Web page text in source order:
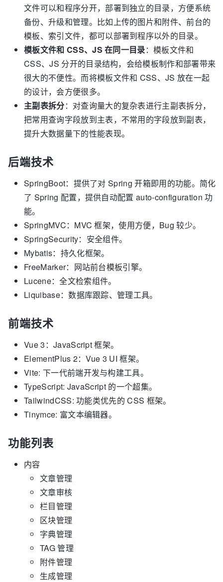
文件可以和程序分开，部署到独立的目录，方便系统
备份、升级和管理。比如上传的图片和附件、前台的
模板、索引文件，都可以部署到程序以外的目录。
模板文件和 CSS、JS 在同一目录：模板文件和
CSS、JS 分开的目录结构，会给模板制作和部署带来
很大的不便性。而将模板文件和 CSS、JS 放在一起
的设计，会方便很多。
主副表拆分：对查询量大的复杂表进行主副表拆分，
把常用查询字段放到主表，不常用的字段放到副表，
提升大数据量下的性能表现。
后端技术
SpringBoot：提供了对 Spring 开箱即用的功能。简化
了 Spring 配置，提供自动配置 auto-configuration 功
能。
SpringMVC：MVC 框架，使用方便，Bug 较少。
SpringSecurity：安全组件。
Mybatis：持久化框架。
FreeMarker：网站前台模板引擎。
Lucene：全文检索组件。
Liquibase：数据库跟踪、管理工具。
前端技术
Vue 3：JavaScript 框架。
ElementPlus 2：Vue 3 UI 框架。
Vite: 下一代前端开发与构建工具。
TypeScript: JavaScript 的一个超集。
TailwindCSS: 功能类优先的 CSS 框架。
Tinymce: 富文本编辑器。
功能列表
内容
文章管理
文章审核
栏目管理
区块管理
字典管理
TAG 管理
附件管理
生成管理